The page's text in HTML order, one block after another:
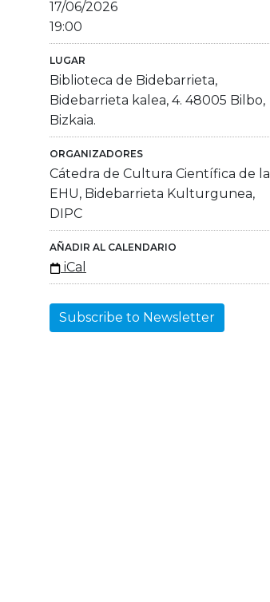
17/06/2026
19:00
LUGAR
Biblioteca de Bidebarrieta,
Bidebarrieta kalea, 4. 48005 Bilbo,
Bizkaia.
ORGANIZADORES
Cátedra de Cultura Científica de la
EHU, Bidebarrieta Kulturgunea,
DIPC
AÑADIR AL CALENDARIO
iCal
Subscribe to Newsletter